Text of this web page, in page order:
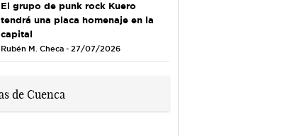
El grupo de punk rock Kuero
tendrá una placa homenaje en la
capital
Rubén M. Checa - 27/07/2026